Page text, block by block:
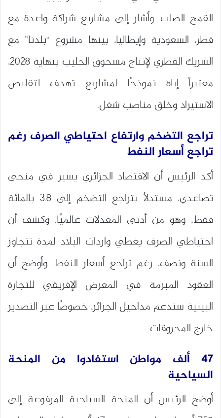
القمح الصلب. وأشار إلى مشاريع شراكة واعدة مع
قطر، السعودية وإيطاليا، بينها مشروع “بلدنا” مع
الشريك القطري لإنتاج مسحوق الحليب بنهاية 2028،
معتبراً إياه نموذجًا لمشاريع تهدف لتقليص
الاستيراد وخلق مناصب شغل.
تراجع التضخم وارتفاع احتياطي الصرف رغم
تراجع أسعار النفط
أكد الرئيس أن الاقتصاد الجزائري يسير في منحى
تصاعدي، مستدلًا بتراجع التضخم إلى 3.8 بالمائة
فقط، وهو من أدنى المعدلات عالميًا. وكشف أن
احتياطي الصرف يغطي واردات البلاد لمدة تتجاوز
السنة ونصف، رغم تراجع أسعار النفط. وأوضح أن
العقود المبرمة في المعرض الإفريقي للتجارة
البينية ستدعم مداخيل الجزائر، خصوصًا عبر التصدير
خارج المحروقات.
47 ألف مواطن استفادوا من المنحة
السياحية
أوضح الرئيس أن المنحة السياحية المرفوعة إلى